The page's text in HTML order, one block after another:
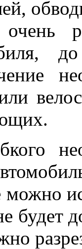
можно
будет